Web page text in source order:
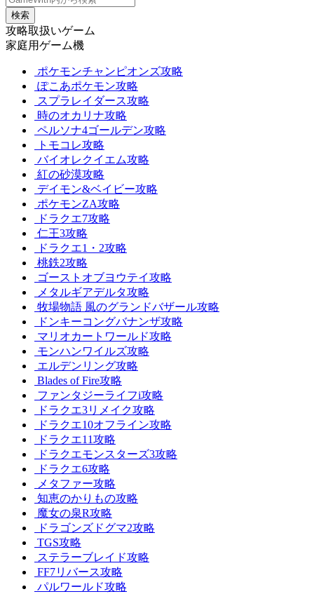
検索
攻略取扱いゲーム
家庭用ゲーム機
ポケモンチャンピオンズ攻略
ぽこあポケモン攻略
スプラレイダース攻略
時のオカリナ攻略
ペルソナ4ゴールデン攻略
トモコレ攻略
バイオレクイエム攻略
紅の砂漠攻略
デイモン&ベイビー攻略
ポケモンZA攻略
ドラクエ7攻略
仁王3攻略
ドラクエ1・2攻略
桃鉄2攻略
ゴーストオブヨウテイ攻略
メタルギアデルタ攻略
牧場物語 風のグランドバザール攻略
ドンキーコングバナンザ攻略
マリオカートワールド攻略
モンハンワイルズ攻略
エルデンリング攻略
Blades of Fire攻略
ファンタジーライフi攻略
ドラクエ3リメイク攻略
ドラクエ10オフライン攻略
ドラクエ11攻略
ドラクエモンスターズ3攻略
ドラクエ6攻略
メタファー攻略
知恵のかりもの攻略
魔女の泉R攻略
ドラゴンズドグマ2攻略
TGS攻略
ステラーブレイド攻略
FF7リバース攻略
パルワールド攻略